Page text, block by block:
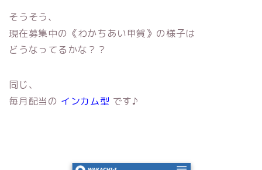
そうそう、
現在募集中の《わかちあい甲賀》の様子は
どうなってるかな？？
同じ、
毎月配当の インカム型 です♪